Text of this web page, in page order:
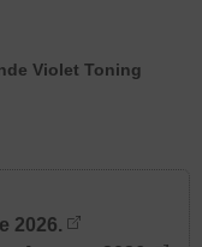
Violet Toning
2026.